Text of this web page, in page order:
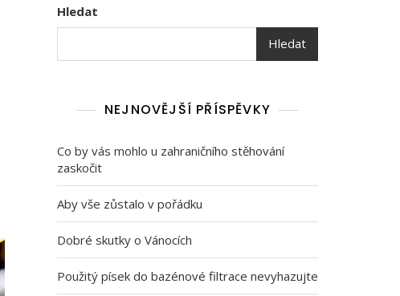
Hledat
Hledat
NEJNOVĚJŠÍ PŘÍSPĚVKY
Co by vás mohlo u zahraničního stěhování
zaskočit
Aby vše zůstalo v pořádku
Dobré skutky o Vánocích
Použitý písek do bazénové filtrace nevyhazujte